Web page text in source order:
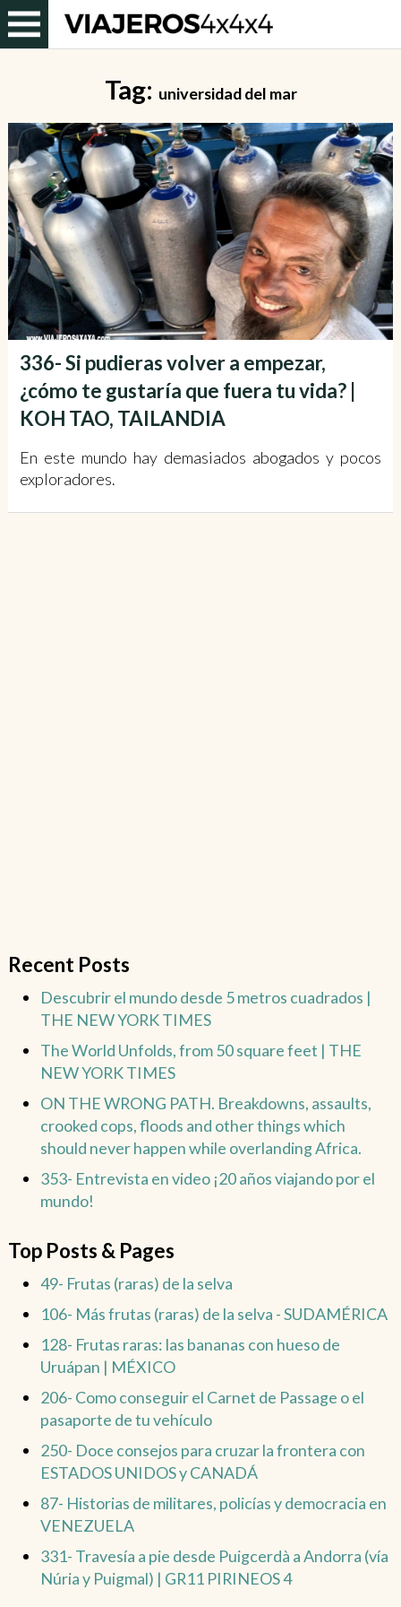
Tag: universidad del mar
336- Si pudieras volver a empezar,
¿cómo te gustaría que fuera tu vida? |
KOH TAO, TAILANDIA
En este mundo hay demasiados abogados y pocos
exploradores.
Recent Posts
Descubrir el mundo desde 5 metros cuadrados |
THE NEW YORK TIMES
The World Unfolds, from 50 square feet | THE
NEW YORK TIMES
ON THE WRONG PATH. Breakdowns, assaults,
crooked cops, floods and other things which
should never happen while overlanding Africa.
353- Entrevista en video ¡20 años viajando por el
mundo!
Top Posts & Pages
49- Frutas (raras) de la selva
106- Más frutas (raras) de la selva - SUDAMÉRICA
128- Frutas raras: las bananas con hueso de
Uruápan | MÉXICO
206- Como conseguir el Carnet de Passage o el
pasaporte de tu vehículo
250- Doce consejos para cruzar la frontera con
ESTADOS UNIDOS y CANADÁ
87- Historias de militares, policías y democracia en
VENEZUELA
331- Travesía a pie desde Puigcerdà a Andorra (vía
Núria y Puigmal) | GR11 PIRINEOS 4